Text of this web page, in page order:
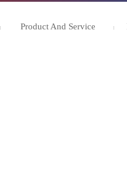
Product And Service